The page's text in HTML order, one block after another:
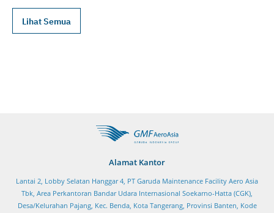
Lihat Semua
Alamat Kantor
Lantai 2, Lobby Selatan Hanggar 4, PT Garuda Maintenance Facility Aero Asia
Tbk, Area Perkantoran Bandar Udara Internasional Soekarno-Hatta (CGK),
Desa/Kelurahan Pajang, Kec. Benda, Kota Tangerang, Provinsi Banten, Kode